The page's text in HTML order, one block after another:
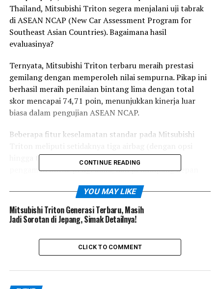
Thailand, Mitsubishi Triton segera menjalani uji tabrak
di ASEAN NCAP (New Car Assessment Program for
Southeast Asian Countries). Bagaimana hasil
evaluasinya?
Ternyata, Mitsubishi Triton terbaru meraih prestasi
gemilang dengan memperoleh nilai sempurna. Pikap ini
berhasil meraih penilaian bintang lima dengan total
skor mencapai 74,71 poin, menunjukkan kinerja luar
biasa dalam pengujian ASEAN NCAP.
Beberapa fitur keselamatan standar pada Mitsubishi
hingga tujuh), ABS, ESC, sistem pengingat sabuk
pengaman untuk pengemudi, dan penumpang depan
perlindungan pejalan kaki.
Terdapat juga teknologi bantuan keselamatan, baik
sebagai standar maupun opsional, seperti pengereman
darurat otonom, lane departure warning, forward
collision warning, blind spot monitoring, dan automatic
Dalam kategori perlindungan penumpang dewasa,
CONTINUE READING
YOU MAY LIKE
Mitsubishi Triton Generasi Terbaru, Masih
Jadi Sorotan di Jepang, Simak Detailnya!
CLICK TO COMMENT